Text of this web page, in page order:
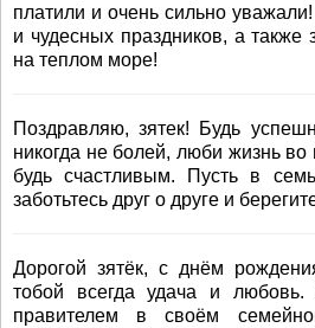
платили и очень сильно
и чудесных праздников, а также
на теплом море!
Поздравляю, зятек! Будь
никогда не болей, люби жизнь
будь счастливым. Пусть в
заботьтесь друг о друге и
Дорогой зятёк, с днём
тобой всегда удача и
правителем в своём